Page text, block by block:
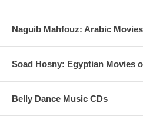
Belly Dance Music CDs